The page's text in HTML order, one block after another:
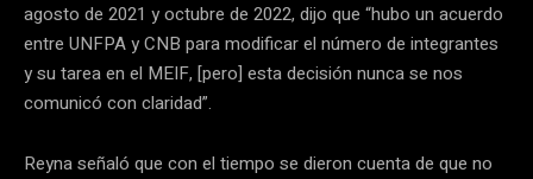
agosto de 2021 y octubre de 2022, dijo que “hubo un acuerdo
entre UNFPA y CNB para modificar el número de integrantes
y su tarea en el MEIF, [pero] esta decisión nunca se nos
comunicó con claridad”.
Reyna señaló que con el tiempo se dieron cuenta de que no